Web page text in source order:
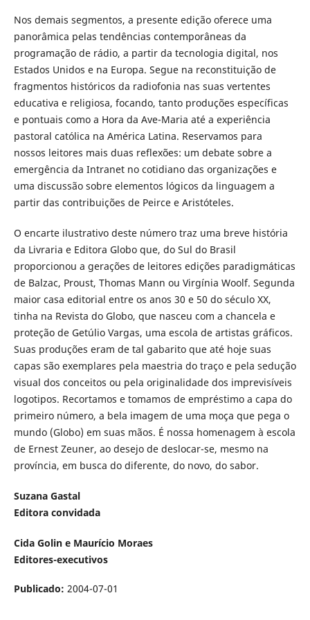
Nos demais segmentos, a presente edição oferece uma
panorâmica pelas tendências contemporâneas da
programação de rádio, a partir da tecnologia digital, nos
Estados Unidos e na Europa. Segue na reconstituição de
fragmentos históricos da radiofonia nas suas vertentes
educativa e religiosa, focando, tanto produções específicas
e pontuais como a Hora da Ave-Maria até a experiência
pastoral católica na América Latina. Reservamos para
nossos leitores mais duas reflexões: um debate sobre a
emergência da Intranet no cotidiano das organizações e
uma discussão sobre elementos lógicos da linguagem a
partir das contribuições de Peirce e Aristóteles.
O encarte ilustrativo deste número traz uma breve história
da Livraria e Editora Globo que, do Sul do Brasil
proporcionou a gerações de leitores edições paradigmáticas
de Balzac, Proust, Thomas Mann ou Virgínia Woolf. Segunda
maior casa editorial entre os anos 30 e 50 do século XX,
tinha na Revista do Globo, que nasceu com a chancela e
proteção de Getúlio Vargas, uma escola de artistas gráficos.
Suas produções eram de tal gabarito que até hoje suas
capas são exemplares pela maestria do traço e pela sedução
visual dos conceitos ou pela originalidade dos imprevisíveis
logotipos. Recortamos e tomamos de empréstimo a capa do
primeiro número, a bela imagem de uma moça que pega o
mundo (Globo) em suas mãos. É nossa homenagem à escola
de Ernest Zeuner, ao desejo de deslocar-se, mesmo na
província, em busca do diferente, do novo, do sabor.
Suzana Gastal
Editora convidada
Cida Golin e Maurício Moraes
Editores-executivos
Publicado: 2004-07-01